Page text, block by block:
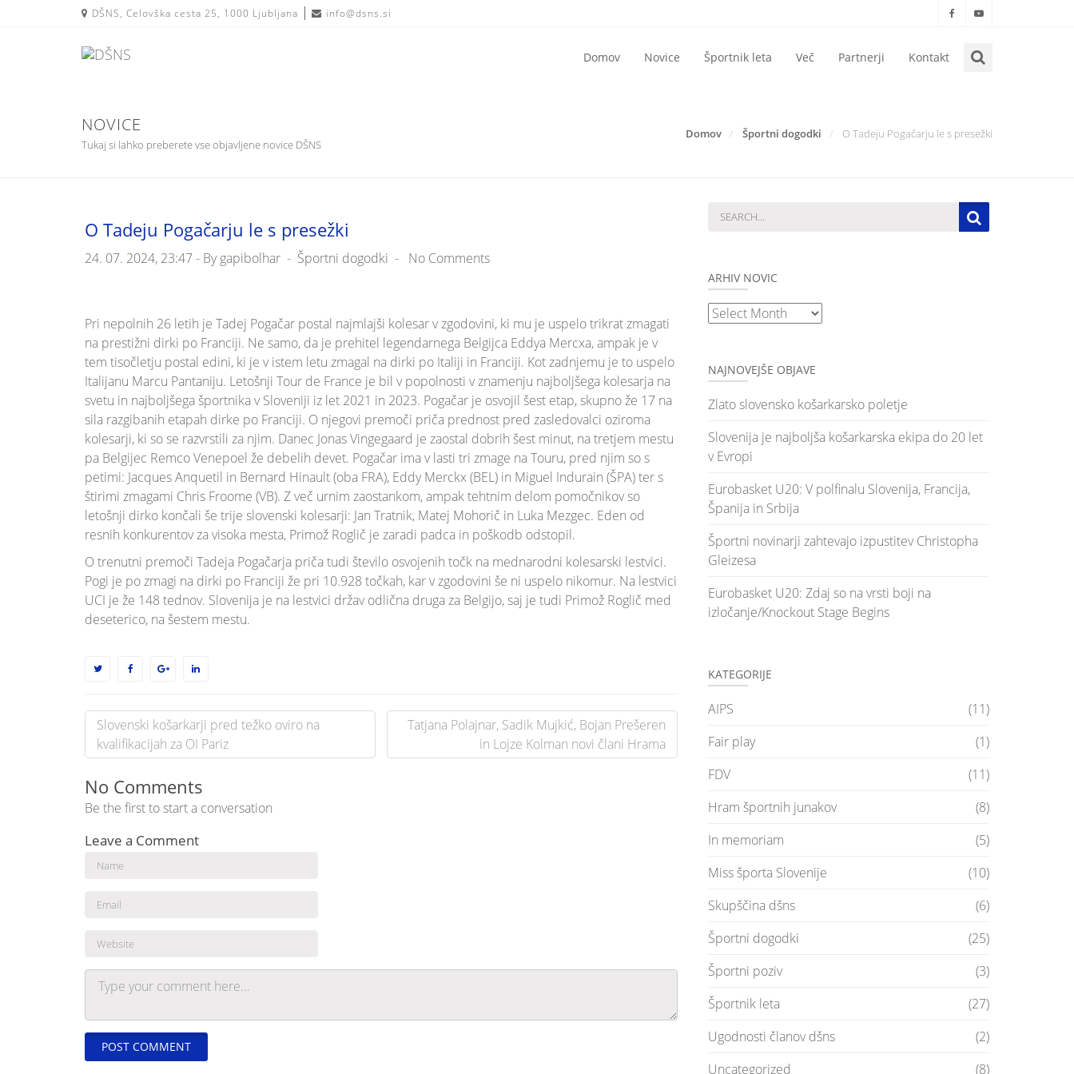
DŠNS, Celovška cesta 25, 1000 Ljubljana info@dsns.si
Domov Novice Športnik leta Več Partnerji Kontakt
NOVICE
Tukaj si lahko preberete vse objavljene novice DŠNS
Domov Športni dogodki O Tadeju Pogačarju le s presežki
O Tadeju Pogačarju le s presežki
24. 07. 2024, 23:47 - Bygapibolhar - Športni dogodki - No Comments
Pri nepolnih 26 letih je Tadej Pogačar postal najmlajši kolesar v zgodovini, ki mu je uspelo trikrat zmagati
na prestižni dirki po Franciji. Ne samo, da je prehitel legendarnega Belgijca Eddya Mercxa, ampak je v
tem tisočletju postal edini, ki je v istem letu zmagal na dirki po Italiji in Franciji. Kot zadnjemu je to uspelo
Italijanu Marcu Pantaniju. Letošnji Tour de France je bil v popolnosti v znamenju najboljšega kolesarja na
svetu in najboljšega športnika v Sloveniji iz let 2021 in 2023. Pogačar je osvojil šest etap, skupno že 17 na
sila razgibanih etapah dirke po Franciji. O njegovi premoči priča prednost pred zasledovalci oziroma
kolesarji, ki so se razvrstili za njim. Danec Jonas Vingegaard je zaostal dobrih šest minut, na tretjem mestu
pa Belgijec Remco Venepoel že debelih devet. Pogačar ima v lasti tri zmage na Touru, pred njim so s
petimi: Jacques Anquetil in Bernard Hinault (oba FRA), Eddy Merckx (BEL) in Miguel Indurain (ŠPA) ter s
štirimi zmagami Chris Froome (VB). Z več urnim zaostankom, ampak tehtnim delom pomočnikov so
letošnji dirko končali še trije slovenski kolesarji: Jan Tratnik, Matej Mohorič in Luka Mezgec. Eden od
resnih konkurentov za visoka mesta, Primož Roglič je zaradi padca in poškodb odstopil.
O trenutni premoči Tadeja Pogačarja priča tudi število osvojenih točk na mednarodni kolesarski lestvici.
Pogi je po zmagi na dirki po Franciji že pri 10.928 točkah, kar v zgodovini še ni uspelo nikomur. Na lestvici
UCI je že 148 tednov. Slovenija je na lestvici držav odlična druga za Belgijo, saj je tudi Primož Roglič med
deseterico, na šestem mestu.
Post
navigation
Slovenski košarkarji pred težko oviro na
kvalifikacijah za OI Pariz
Tatjana Polajnar, Sadik Mujkić, Bojan Prešeren
in Lojze Kolman novi člani Hrama
No Comments
Be the first to start a conversation
Leave a Comment
Name
Email
Website
Comment
ARHIV NOVIC
Arhiv
NAJNOVEJŠE OBJAVE
Zlato slovensko košarkarsko poletje
Slovenija je najboljša košarkarska ekipa do 20 let
v Evropi
Eurobasket U20: V polfinalu Slovenija, Francija,
Španija in Srbija
Športni novinarji zahtevajo izpustitev Christopha
Gleizesa
Eurobasket U20: Zdaj so na vrsti boji na
izločanje/Knockout Stage Begins
KATEGORIJE
AIPS
(11)
Fair play
(1)
FDV
(11)
Hram športnih junakov
(8)
In memoriam
(5)
Miss športa Slovenije
(10)
Skupščina dšns
(6)
Športni dogodki
(25)
Športni poziv
(3)
Športnik leta
(27)
Ugodnosti članov dšns
(2)
Uncategorized
(8)